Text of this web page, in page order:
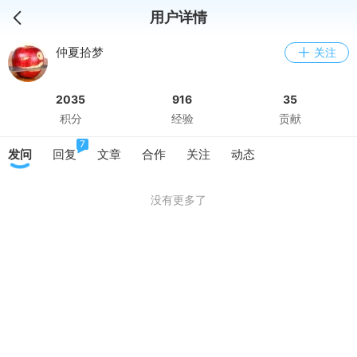
用户详情
仲夏拾梦 关注
2035
积分
916
经验
35
贡献
发问
7
回复 文章 合作 关注 动态
没有更多了